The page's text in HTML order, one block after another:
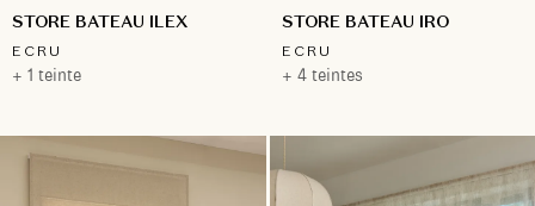
STORE BATEAU ILEX
ECRU
+ 1 teinte
STORE BATEAU IRO
ECRU
+ 4 teintes